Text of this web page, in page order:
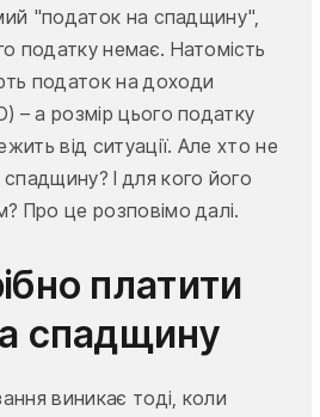
"податок на спадщину",
податку немає. Натомість
податок на доходи
– а розмір цього податку
від ситуації. Але хто не
І для кого його
Про це розповімо далі.
платити
спадщину
виникає тоді, коли